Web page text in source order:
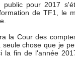
pour 2017
de TF1, le
la Cour des
chose que je
la fin de l'année